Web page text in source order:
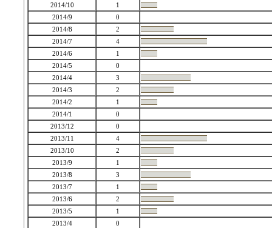
2014/10
1
2014/9
0
2014/8
2
2014/7
4
2014/6
1
2014/5
0
2014/4
3
2014/3
2
2014/2
1
2014/1
0
2013/12
0
2013/11
4
2013/10
2
2013/9
1
2013/8
3
2013/7
1
2013/6
2
2013/5
1
2013/4
0